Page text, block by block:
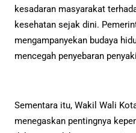
kesadaran masyarakat
kesehatan sejak dini.
mengampanyekan budaya
mencegah penyebaran
Sementara itu, Wakil Wali
menegaskan pentingnya